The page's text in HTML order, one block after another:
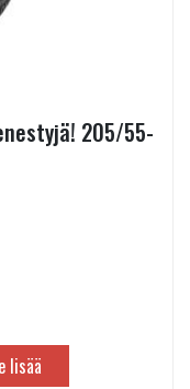
205/55-
lisää